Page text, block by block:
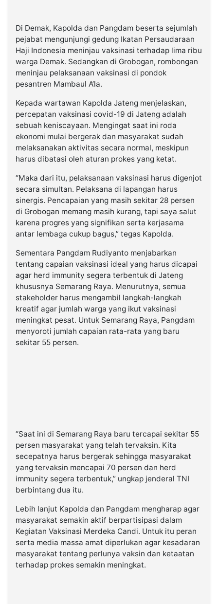
Di Demak, Kapolda dan Pangdam beserta sejumlah
pejabat mengunjungi gedung Ikatan Persaudaraan
Haji Indonesia meninjau vaksinasi terhadap lima ribu
warga Demak. Sedangkan di Grobogan, rombongan
meninjau pelaksanaan vaksinasi di pondok
pesantren Mambaul A’la.
Kepada wartawan Kapolda Jateng menjelaskan,
percepatan vaksinasi covid-19 di Jateng adalah
sebuah keniscayaan. Mengingat saat ini roda
ekonomi mulai bergerak dan masyarakat sudah
melaksanakan aktivitas secara normal, meskipun
harus dibatasi oleh aturan prokes yang ketat.
“Maka dari itu, pelaksanaan vaksinasi harus digenjot
secara simultan. Pelaksana di lapangan harus
sinergis. Pencapaian yang masih sekitar 28 persen
di Grobogan memang masih kurang, tapi saya salut
karena progres yang signifikan serta kerjasama
antar lembaga cukup bagus,” tegas Kapolda.
Sementara Pangdam Rudiyanto menjabarkan
tentang capaian vaksinasi ideal yang harus dicapai
agar herd immunity segera terbentuk di Jateng
khususnya Semarang Raya. Menurutnya, semua
stakeholder harus mengambil langkah-langkah
kreatif agar jumlah warga yang ikut vaksinasi
meningkat pesat. Untuk Semarang Raya, Pangdam
menyoroti jumlah capaian rata-rata yang baru
sekitar 55 persen.
“Saat ini di Semarang Raya baru tercapai sekitar 55
persen masyarakat yang telah tervaksin. Kita
secepatnya harus bergerak sehingga masyarakat
yang tervaksin mencapai 70 persen dan herd
immunity segera terbentuk,” ungkap jenderal TNI
berbintang dua itu.
Lebih lanjut Kapolda dan Pangdam mengharap agar
masyarakat semakin aktif berpartisipasi dalam
Kegiatan Vaksinasi Merdeka Candi. Untuk itu peran
serta media massa amat diperlukan agar kesadaran
masyarakat tentang perlunya vaksin dan ketaatan
terhadap prokes semakin meningkat.